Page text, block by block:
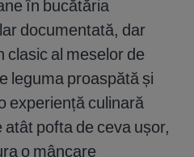
în bucătăria
documentată, dar
clasic al meselor de
leguma proaspătă și
experiență culinară
pofta de ceva ușor,
o mâncare